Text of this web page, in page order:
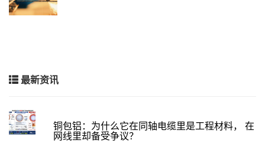
最新资讯
铜包铝：为什么它在同轴电缆里是工程材料， 在
网线里却备受争议？